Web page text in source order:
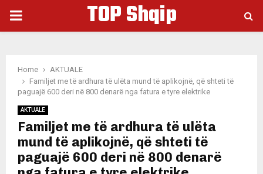
PRIMARY
TOP Shqip
Home
AKTUALE
Familjet me të ardhura të ulëta mund të aplikojnë, që shteti të
paguajë 600 deri në 800 denarë nga fatura e tyre elektrike
AKTUALE
Familjet me të ardhura të ulëta
mund të aplikojnë, që shteti të
paguajë 600 deri në 800 denarë